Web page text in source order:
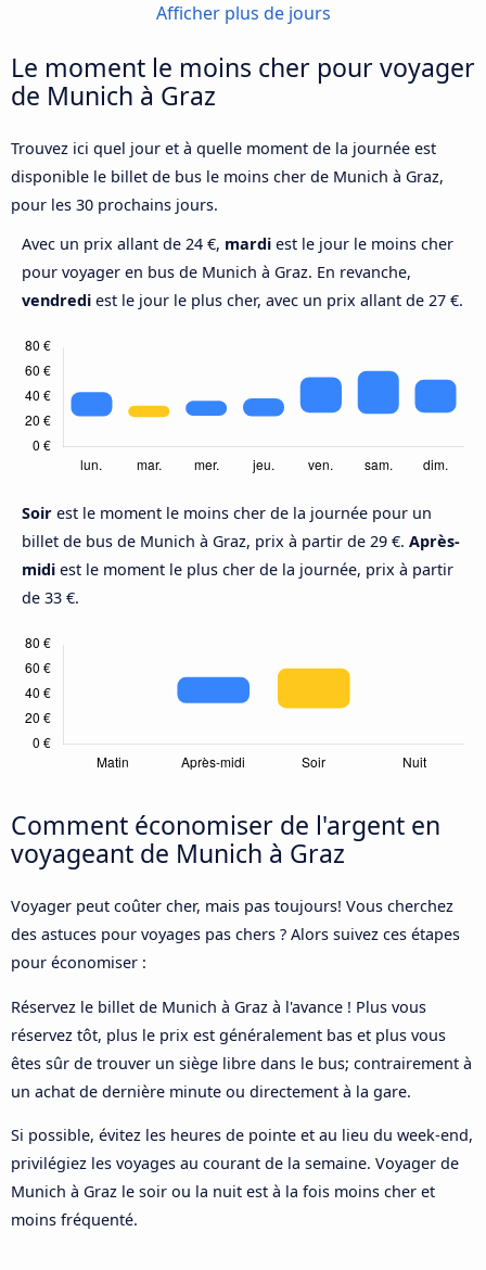
Afficher plus de jours
Le moment le moins cher pour voyager
de Munich à Graz
Trouvez ici quel jour et à quelle moment de la journée est
disponible le billet de bus le moins cher de Munich à Graz,
pour les 30 prochains jours.
Avec un prix allant de 24 €, mardi est le jour le moins cher
pour voyager en bus de Munich à Graz. En revanche,
vendredi est le jour le plus cher, avec un prix allant de 27 €.
Soir est le moment le moins cher de la journée pour un
billet de bus de Munich à Graz, prix à partir de 29 €. Après-
midi est le moment le plus cher de la journée, prix à partir
de 33 €.
Comment économiser de l'argent en
voyageant de Munich à Graz
Voyager peut coûter cher, mais pas toujours! Vous cherchez
des astuces pour voyages pas chers ? Alors suivez ces étapes
pour économiser :
Réservez le billet de Munich à Graz à l'avance ! Plus vous
réservez tôt, plus le prix est généralement bas et plus vous
êtes sûr de trouver un siège libre dans le bus; contrairement à
un achat de dernière minute ou directement à la gare.
Si possible, évitez les heures de pointe et au lieu du week-end,
privilégiez les voyages au courant de la semaine. Voyager de
Munich à Graz le soir ou la nuit est à la fois moins cher et
moins fréquenté.